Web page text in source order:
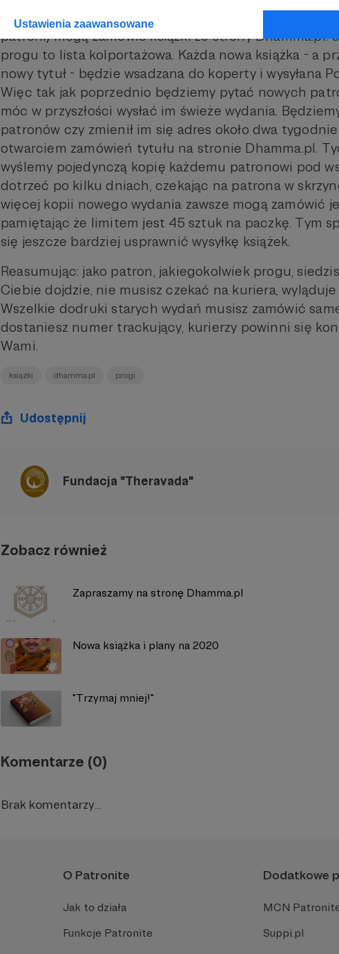
Ustawienia zaawansowane
jak poprzednio wysyłania paczki wszystkich książek,
patroni) mogą zamówić książki ze strony Dhamma.pl.
progu to lista kolportażowa. Każda nowa książka - a
nowy tytuł - będzie wsadzana do koperty i wysyłana
Więc tak jak poprzednio będziemy pytać nowych
móc w przyszłości wysłać im świeże wydania.
patronów czy zmienił im się adres około dwa
otwarciem zamówień tytułu na stronie Dhamma.pl.
wyślemy pojedynczą kopię każdemu patronowi pod
dotrzeć po kilku dniach, czekając na patrona w
więcej kopii nowego wydania zawsze mogą zamówić
pamiętając że limitem jest 45 sztuk na paczkę. Tym
się jeszcze bardziej usprawnić wysyłkę książek.
Reasumując: jako patron, jakiegokolwiek progu,
Ciebie dojdzie, nie musisz czekać na kuriera,
Wszelkie dodruki starych wydań musisz zamówić
dostaniesz numer trackujący, kurierzy powinni się
Wami.
książki dhamma.pl progi
Udostępnij
Fundacja "Theravada"
Zobacz również
Zapraszamy na stronę Dhamma.pl
Nowa książka i plany na 2020
"Trzymaj mniej!"
Komentarze (0)
Brak komentarzy...
O Patronite
Jak to działa
Funkcje Patronite
Dodatkowe
MCN
Suppi.pl